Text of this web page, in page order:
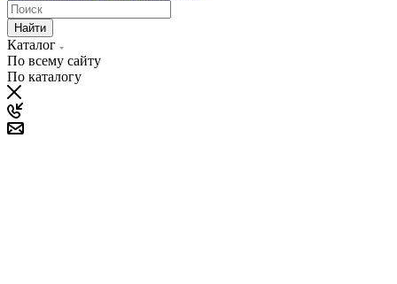
Найти
Каталог
По всему сайту
По каталогу